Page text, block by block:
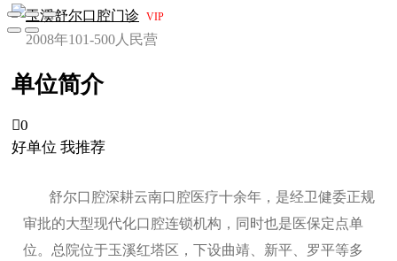
玉溪舒尔口腔门诊 VIP
2008年101-500人 民营
单位简介
0
好单位 我推荐
舒尔口腔深耕云南口腔医疗十余年，是经卫健委正规
审批的大型现代化口腔连锁机构，同时也是医保定点单
位。总院位于玉溪红塔区，下设曲靖、新平、罗平等多